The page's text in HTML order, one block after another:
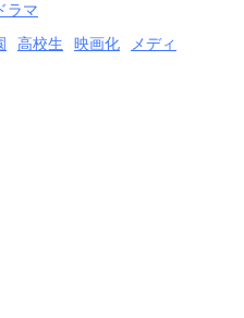
ラマ
高校生 映画化
メディ